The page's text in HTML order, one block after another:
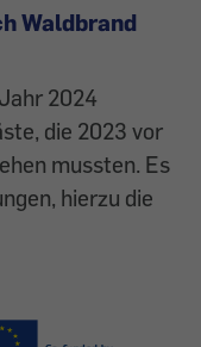
Waldbrand
2024
die 2023 vor
mussten. Es
hierzu die